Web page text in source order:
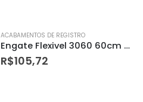
ACABAMENTOS DE REGISTRO
Registro Pressao C/ Acabamento C 50 3/4 1416 Leao
R$85,49